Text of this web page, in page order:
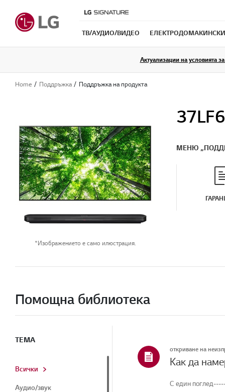
ТB/АУДИО/ВИДЕО
Актуализации на условията
Home Поддръжка Поддръжка на продукта
*Изображението е само илюстрация.
МЕНЮ
Помощна библиотека
ТЕМА
Всички
Аудио/звук
откриване на
Как да
С един